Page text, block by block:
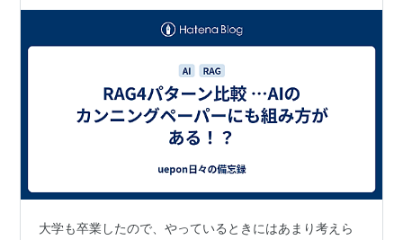
大学も卒業したので、やっているときにはあまり考えら